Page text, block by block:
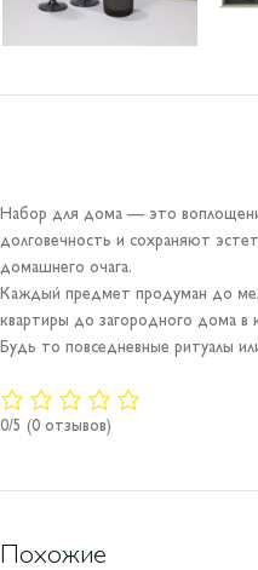
Набор для дома — это
долговечность и сохраняют
домашнего очага.
Каждый предмет продуман до
квартиры до загородного дома в
Будь то повседневные ритуалы
0/5 (0 отзывов)
Похожие